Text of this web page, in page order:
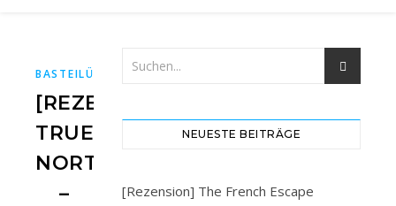
BASTEILÜBBE BUCH, BUCHBLOG BÜCHERBLOG
[REZENSION]
TRUE
NORTH
–
NEUESTE BEITRÄGE
[Rezension] The French Escape